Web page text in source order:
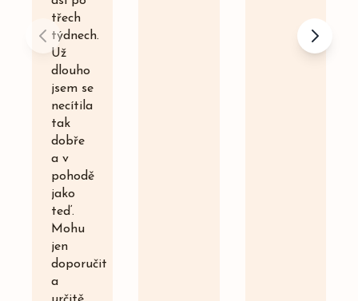
třech
týdnech.
Už
dlouho
jsem se
necítila
tak
dobře
a v
pohodě
jako
teď.
Mohu
jen
doporučit
a